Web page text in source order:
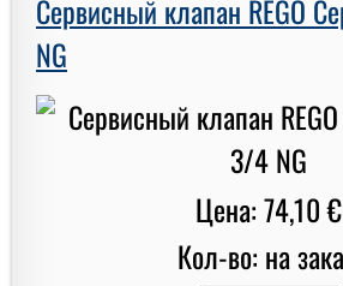
Сервисный клапан REGO
NG
Цена: 74,10 €
Кол-во: на